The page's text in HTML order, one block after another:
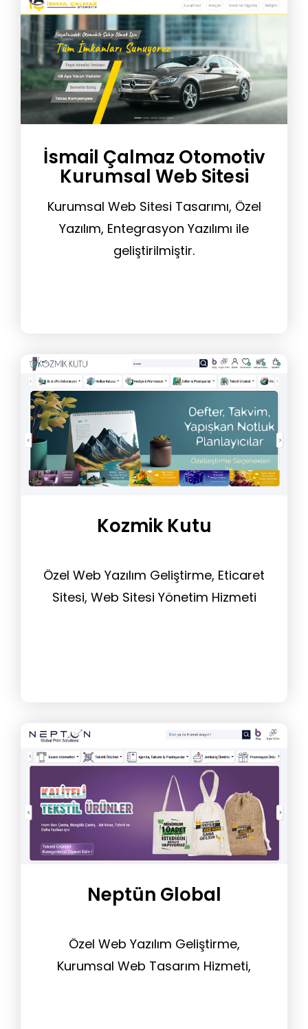
İsmail Çalmaz Otomotiv
Kurumsal Web Sitesi
Kurumsal Web Sitesi Tasarımı, Özel
Yazılım, Entegrasyon Yazılımı ile
geliştirilmiştir.
Kozmik Kutu
Özel Web Yazılım Geliştirme, Eticaret
Sitesi, Web Sitesi Yönetim Hizmeti
Neptün Global
Özel Web Yazılım Geliştirme,
Kurumsal Web Tasarım Hizmeti,